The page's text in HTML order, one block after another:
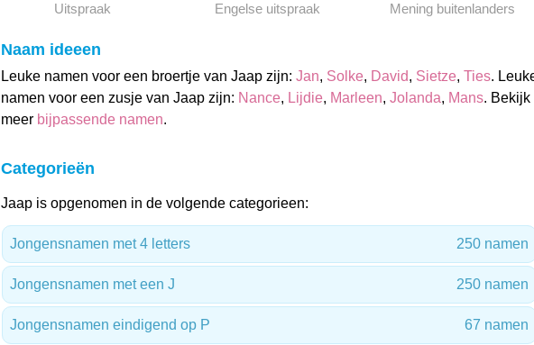
Uitspraak Engelse uitspraak Mening buitenlanders
Naam ideeen
Leuke namen voor een broertje van Jaap zijn: Jan, Solke, David, Sietze, Ties.
namen voor een zusje van Jaap zijn: Nance, Lijdie, Marleen, Jolanda, Mans. Bekijk
meer bijpassende namen.
Categorieën
Jaap is opgenomen in de volgende categorieen:
Jongensnamen met 4 letters 250 namen
Jongensnamen met een J 250 namen
Jongensnamen eindigend op P 67 namen